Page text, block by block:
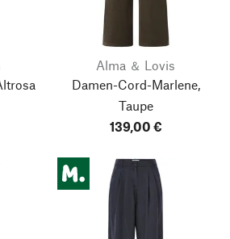
Alma ＆ Lovis
Damen-Cord-Marlene,
Taupe
139,00 €
Nach oben